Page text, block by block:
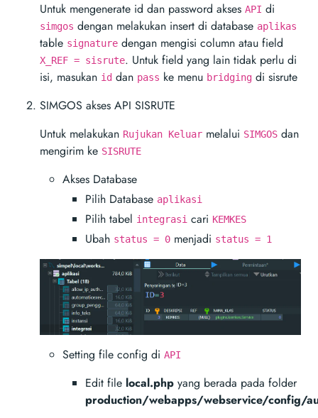
Untuk mengenerate id dan password akses API di
simgos dengan melakukan insert di database aplikas
table signature dengan mengisi column atau field
X_REF = sisrute. Untuk field yang lain tidak perlu di
isi, masukan id dan pass ke menu bridging di sisrute
SIMGOS akses API SISRUTE
Untuk melakukan Rujukan Keluar melalui SIMGOS dan
mengirim ke SISRUTE
Akses Database
Pilih Database aplikasi
Pilih tabel integrasi cari KEMKES
Ubah status = 0 menjadi status = 1
Setting file config di API
Edit file local.php yang berada pada folder
production/webapps/webservice/config/